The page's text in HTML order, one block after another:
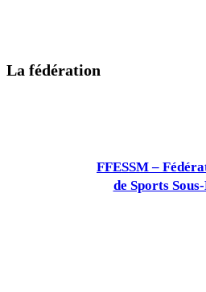
La fédération
FFESSM –
de Sports